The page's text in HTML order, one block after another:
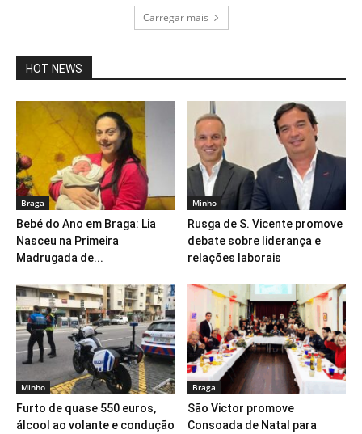
Carregar mais
HOT NEWS
Braga
Bebé do Ano em Braga: Lia
Nasceu na Primeira
Madrugada de...
Minho
Rusga de S. Vicente promove
debate sobre liderança e
relações laborais
Minho
Furto de quase 550 euros,
álcool ao volante e condução
Braga
São Victor promove
Consoada de Natal para